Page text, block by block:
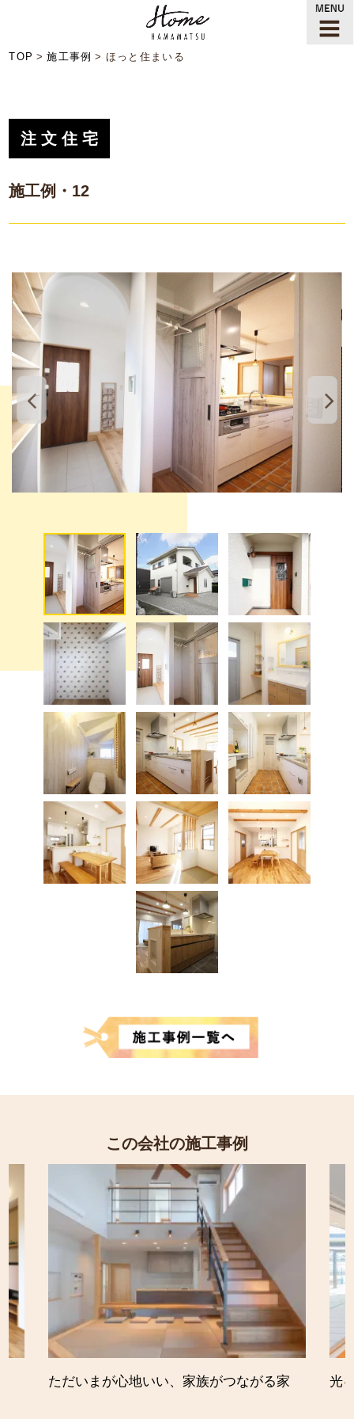
TOP 施工事例 ほっと住まいる
注文住宅
施工例・12
この会社の施工事例
ただいまが心地いい、家族がつながる家 光